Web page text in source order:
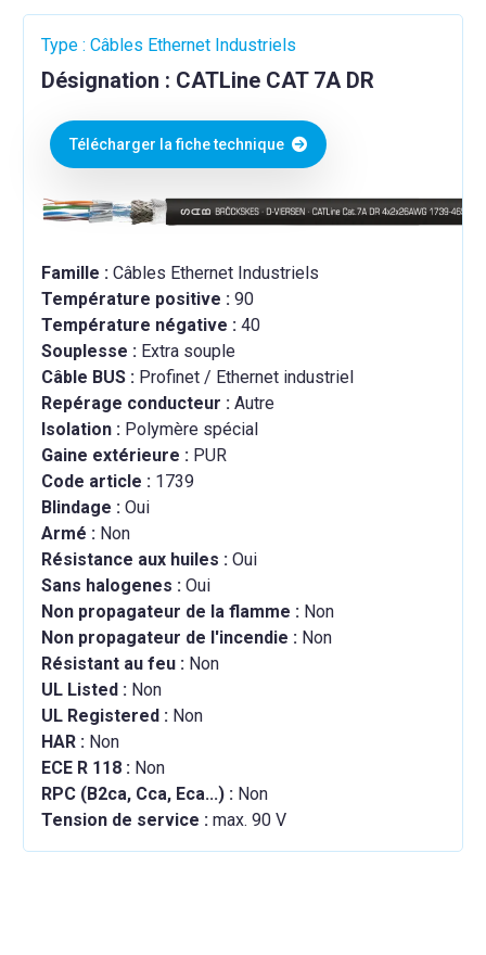
Type : Câbles Ethernet Industriels
Désignation : CATLine CAT 7A DR
Télécharger la fiche technique
Famille : Câbles Ethernet Industriels
Température positive : 90
Température négative : 40
Souplesse : Extra souple
Câble BUS : Profinet / Ethernet industriel
Repérage conducteur : Autre
Isolation : Polymère spécial
Gaine extérieure : PUR
Code article : 1739
Blindage : Oui
Armé : Non
Résistance aux huiles : Oui
Sans halogenes : Oui
Non propagateur de la flamme : Non
Non propagateur de l'incendie : Non
Résistant au feu : Non
UL Listed : Non
UL Registered : Non
HAR : Non
ECE R 118 : Non
RPC (B2ca, Cca, Eca...) : Non
Tension de service : max. 90 V